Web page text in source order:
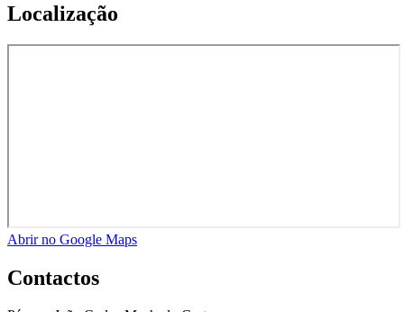
Localização
Abrir no Google Maps
Contactos